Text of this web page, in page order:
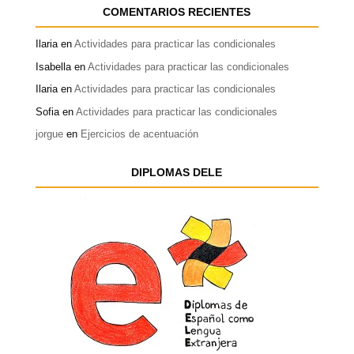
COMENTARIOS RECIENTES
Ilariaen Actividades para practicar las condicionales
Isabellaen Actividades para practicar las condicionales
Ilariaen Actividades para practicar las condicionales
Sofiaen Actividades para practicar las condicionales
jorgueen Ejercicios de acentuación
DIPLOMAS DELE